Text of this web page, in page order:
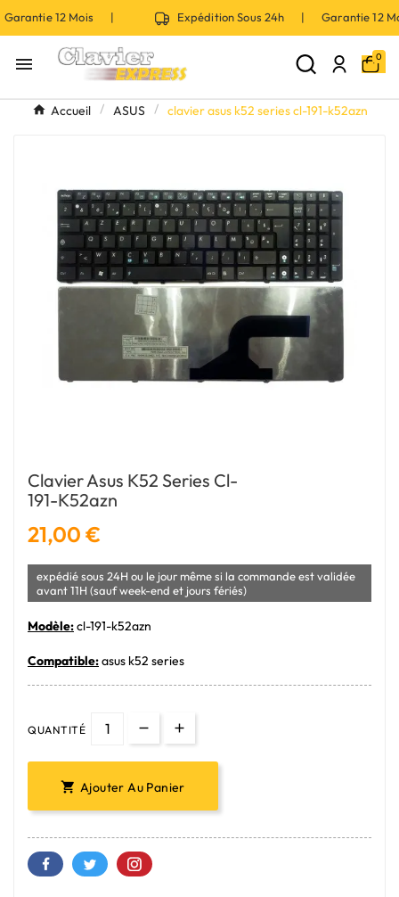
12 Mois | Expédition Sous 24h | Garantie 12
 0
Accueil ASUS clavier asus k52 series cl-191-k52azn
Clavier Asus K52 Series Cl-
191-K52azn
21,00 €
expédié sous 24H ou le jour même si la commande est validée
avant 11H (sauf week-end et jours fériés)
Modèle:cl-191-k52azn
Compatible:asus k52 series
QUANTITÉ
 Ajouter Au Panier